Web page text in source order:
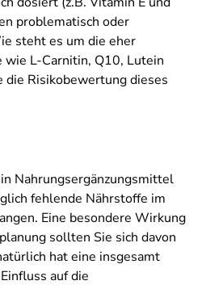
problematisch oder
steht es um die eher
L-Carnitin, Q10, Lutein
die Risikobewertung dieses
Nahrungsergänzungsmittel
fehlende Nährstoffe im
Eine besondere Wirkung
sollten Sie sich davon
hat eine insgesamt
auf die